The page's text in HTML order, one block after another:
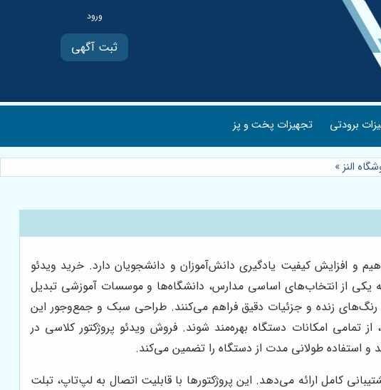
ثبت آگهی
برودتی تجهیزات پخت و پز
النز»
و افزایش کیفیت یادگیری دانش‌آموزان و دانشجویان دارد. خرید ویدئو
یکی از انتخاب‌های اساسی مدارس، دانشگاه‌ها و موسسات آموزشی تبدیل
رنگ‌های زنده و جزئیات دقیق فراهم می‌کنند. طراحی سبک و جمع‌وجور این
تمامی امکانات دستگاه بهره‌مند شوند. فروش ویدئو پروژکتور کلاسی در
و استفاده طولانی مدت از دستگاه را تضمین می‌کند.
کامل ارائه می‌دهد. این پروژکتورها با قابلیت اتصال به لپ‌تاپ، تبلت